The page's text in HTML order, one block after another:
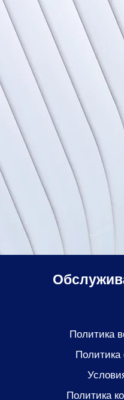
Политика
Политика
Политика